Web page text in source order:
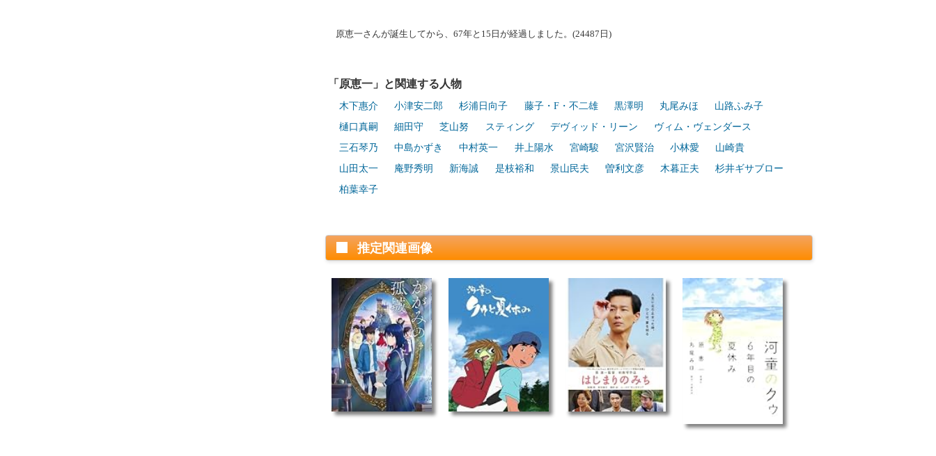
原恵一さんが誕生してから、67年と15日が経過しました。(24487日)
「原恵一」と関連する人物
木下惠介 小津安二郎 杉浦日向子 藤子・F・不二雄 黒澤明 丸尾みほ
山路ふみ子
樋口真嗣
細田守 芝山努 スティング デヴィッド・リーン
ヴィム・ヴェンダース
三石琴乃
中島かずき 中村英一 井上陽水 宮崎駿 宮沢賢治 小林愛
山崎貴
山田太一
庵野秀明 新海誠 是枝裕和 景山民夫 曽利文彦 木暮正夫
杉井ギサブロー
柏葉幸子
推定関連画像